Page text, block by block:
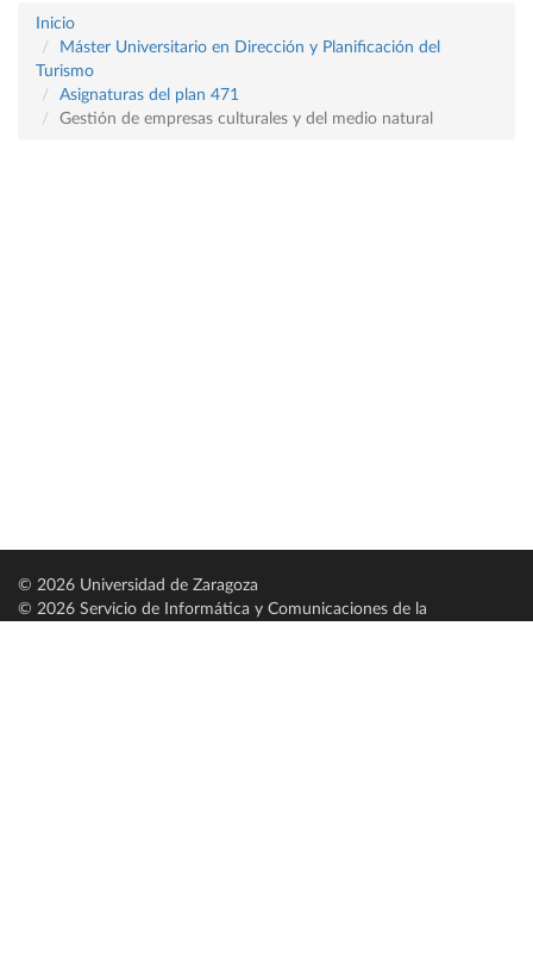
Inicio
Máster Universitario en Dirección y Planificación del
Turismo
Asignaturas del plan 471
Gestión de empresas culturales y del medio natural
© 2026 Universidad de Zaragoza
© 2026 Servicio de Informática y Comunicaciones de la